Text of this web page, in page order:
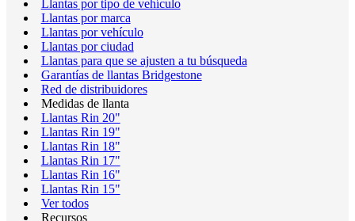
Llantas por tipo de vehículo
Llantas por marca
Llantas por vehículo
Llantas por ciudad
Llantas para que se ajusten a tu búsqueda
Garantías de llantas Bridgestone
Red de distribuidores
Medidas de llanta
Llantas Rin 20"
Llantas Rin 19"
Llantas Rin 18"
Llantas Rin 17"
Llantas Rin 16"
Llantas Rin 15"
Ver todos
Recursos